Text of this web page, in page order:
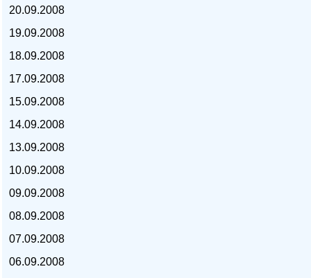
20.09.2008
19.09.2008
18.09.2008
17.09.2008
15.09.2008
14.09.2008
13.09.2008
10.09.2008
09.09.2008
08.09.2008
07.09.2008
06.09.2008